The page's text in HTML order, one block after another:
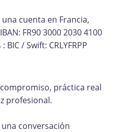
cuenta en Francia,
FR90 3000 2030 4100
BIC / Swift: CRLYFRPP
práctica real
profesional.
conversación